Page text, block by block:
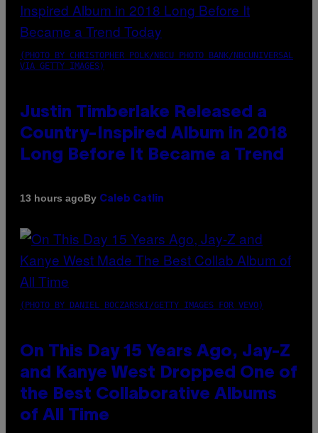
(PHOTO BY CHRISTOPHER POLK/NBCU PHOTO BANK/NBCUNIVERSAL
VIA GETTY IMAGES)
Justin Timberlake Released a
Country-Inspired Album in 2018
Long Before It Became a Trend
13 hours agoBy Caleb Catlin
(PHOTO BY DANIEL BOCZARSKI/GETTY IMAGES FOR VEVO)
On This Day 15 Years Ago, Jay-Z
and Kanye West Dropped One of
the Best Collaborative Albums
of All Time